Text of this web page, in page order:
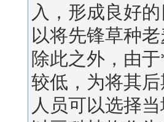
入，形成良好
以将先锋草种
除此之外，由
较低，为将其
人员可以选择